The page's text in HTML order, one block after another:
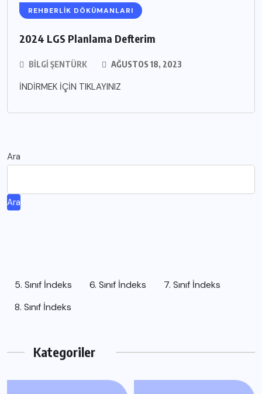
REHBERLIK DÖKÜMANLARI
2024 LGS Planlama Defterim
BILGI ŞENTÜRK AĞUSTOS 18, 2023
İNDİRMEK İÇİN TIKLAYINIZ
Ara
Ara
5. Sınıf İndeks 6. Sınıf İndeks
7. Sınıf İndeks
8. Sınıf İndeks
Kategoriler